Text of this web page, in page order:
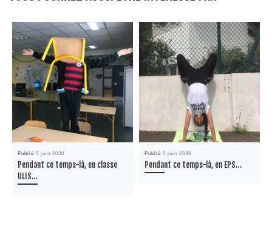
Publié5 juin 2020
Pendant ce temps-là, en classe
ULIS…
Publié5 juin 2020
Pendant ce temps-là, en EPS…